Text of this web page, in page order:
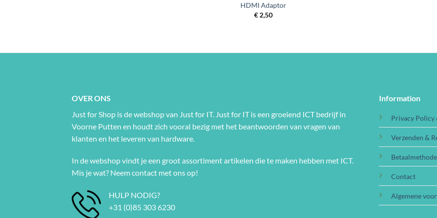
HDMI Adaptor
€ 2,50
OVER ONS
Just for Shop is de webshop van Just for IT. Just for IT is een groeiend ICT bedrijf in
Voorne Putten en houdt zich vooral bezig met het beantwoorden van vragen van
klanten en het leveren van hardware.
In de webshop vindt je een groot assortiment artikelen die te maken hebben met ICT.
Mis je wat? Neem contact met ons op!
HULP NODIG?
+31 (0)85 303 6230
Information
Privacy Policy
Verzenden &
Contact
Algemene